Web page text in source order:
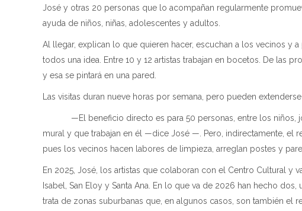
José y otras 20 personas que lo acompañan regularmente
ayuda de niños, niñas, adolescentes y adultos.
Al llegar, explican lo que quieren hacer, escuchan a los vecinos y
todos una idea. Entre 10 y 12 artistas trabajan en bocetos. De las
y esa se pintará en una pared.
Las visitas duran nueve horas por semana, pero pueden
—El beneficio directo es para 50 personas, entre los niños,
mural y que trabajan en él —dice José —. Pero, indirectamente, el
pues los vecinos hacen labores de limpieza, arreglan postes y
En 2025, José, los artistas que colaboran con el Centro Cultural y
Isabel, San Eloy y Santa Ana. En lo que va de 2026 han hecho
trata de zonas suburbanas que, en algunos casos, son también el